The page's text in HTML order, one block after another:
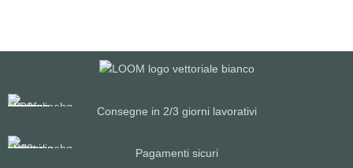
Consegne in 2/3 giorni lavorativi
Pagamenti sicuri